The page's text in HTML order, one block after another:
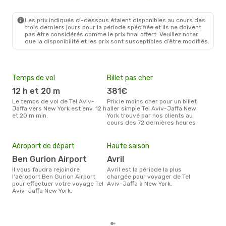
NYC- TLV
Les prix indiqués ci-dessous étaient disponibles au cours des
trois derniers jours pour la période spécifiée et ils ne doivent
pas être considérés comme le prix final offert. Veuillez noter
que la disponibilité et les prix sont susceptibles d’être modifiés.
Temps de vol
12 h et 20 m
Le temps de vol de Tel Aviv-
Jaffa vers New York est env. 12 h
et 20 m min.
Billet pas cher
381€
Prix le moins cher pour un billet
aller simple Tel Aviv-Jaffa New
York trouvé par nos clients au
cours des 72 dernières heures
Aéroport de départ
Ben Gurion Airport
Il vous faudra rejoindre
l'aéroport Ben Gurion Airport
pour effectuer votre voyage Tel
Aviv-Jaffa New York.
Haute saison
avril
avril est la période la plus
chargée pour voyager de Tel
Aviv-Jaffa à New York.